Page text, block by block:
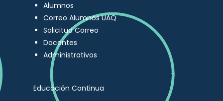
Alumnos
Correo Alumnos UAQ
Solicitud Correo
Docentes
Administrativos
Educación Continua